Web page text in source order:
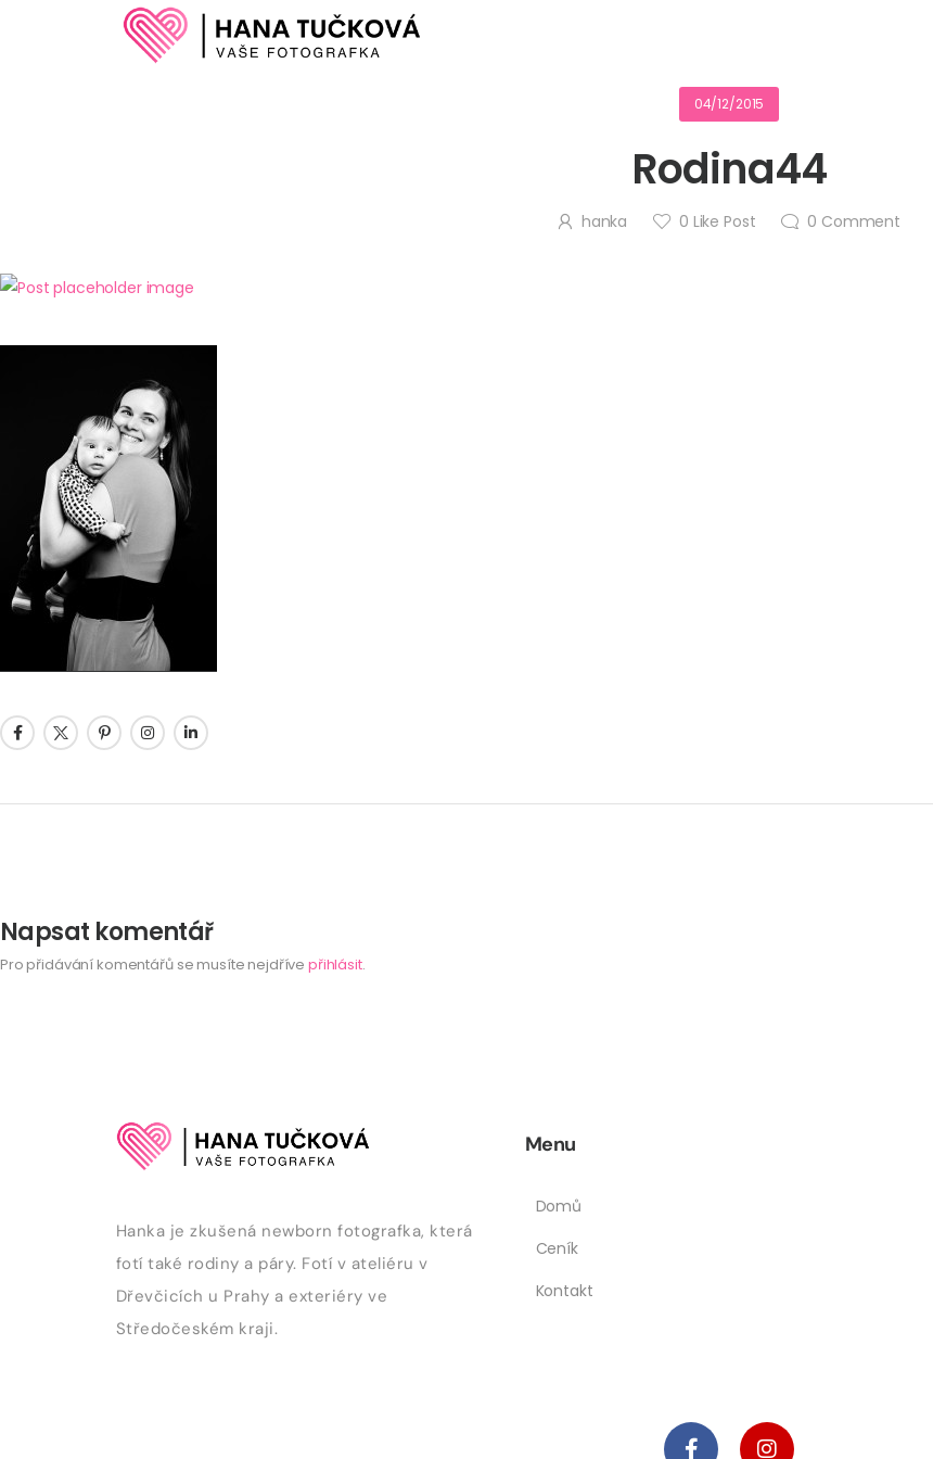
04/12/2015
Rodina44
hanka 0 Like Post 0 Comment
Napsat komentář
Pro přidávání komentářů se musíte nejdříve přihlásit.
Hanka je zkušená newborn fotografka, která
fotí také rodiny a páry. Fotí v ateliéru v
Dřevčicích u Prahy a exteriéry ve
Středočeském kraji.
Menu
Domů
Ceník
Kontakt